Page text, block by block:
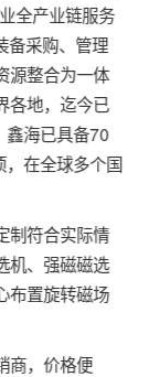
全产业链服务
备采购、管理
源整合为一体
各地，迄今已
鑫海已具备70
在全球多个国
制符合实际情
机、强磁磁选
布置旋转磁场
商，价格便